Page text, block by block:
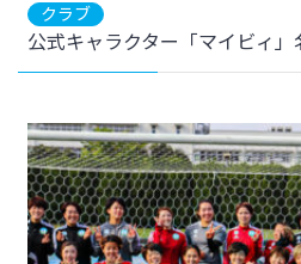
クラブ
公式キャラクター「マイビィ